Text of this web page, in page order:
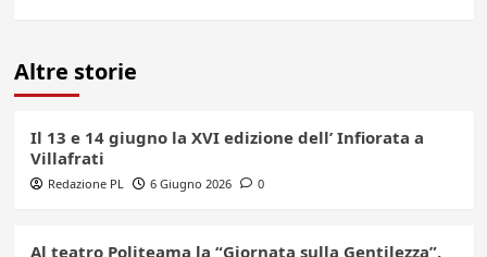
Altre storie
Il 13 e 14 giugno la XVI edizione dell’ Infiorata a
Villafrati
Redazione PL 6 Giugno 2026 0
Al teatro Politeama la “Giornata sulla Gentilezza”,